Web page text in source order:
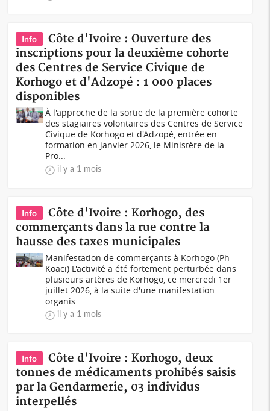
Info
Côte d'Ivoire : Ouverture des
inscriptions pour la deuxième cohorte
des Centres de Service Civique de
Korhogo et d'Adzopé : 1 000 places
disponibles
À l'approche de la sortie de la première cohorte
des stagiaires volontaires des Centres de Service
Civique de Korhogo et d'Adzopé, entrée en
formation en janvier 2026, le Ministère de la
Pro...
il y a 1 mois
Info
Côte d'Ivoire : Korhogo, des
commerçants dans la rue contre la
hausse des taxes municipales
Manifestation de commerçants à Korhogo (Ph
Koaci) L'activité a été fortement perturbée dans
plusieurs artères de Korhogo, ce mercredi 1er
juillet 2026, à la suite d'une manifestation
organis...
il y a 1 mois
Info
Côte d'Ivoire : Korhogo, deux
tonnes de médicaments prohibés saisis
par la Gendarmerie, 03 individus
interpellés